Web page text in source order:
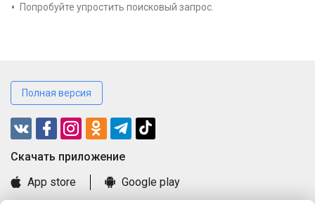
Попробуйте упростить поисковый запрос.
Полная версия
Cкачать приложение
App store
Google play